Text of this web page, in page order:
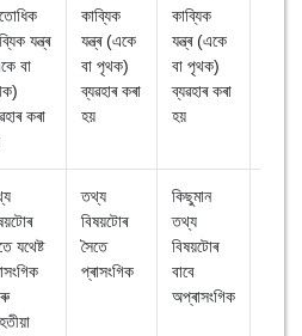
যন্ত্ৰ
বা
কৰা
কাব্যিক
যন্ত্ৰ (একে
বা পৃথক)
ব্যৱহাৰ কৰা
হয়
কাব্যিক
যন্ত্ৰ (একে
বা পৃথক)
ব্যৱহাৰ কৰা
হয়
যথেষ্ট
তথ্য
বিষয়টোৰ
সৈতে
প্ৰাসংগিক
কিছুমান
তথ্য
বিষয়টোৰ
বাবে
অপ্ৰাসংগিক